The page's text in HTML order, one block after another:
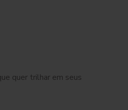
quer trilhar em seus